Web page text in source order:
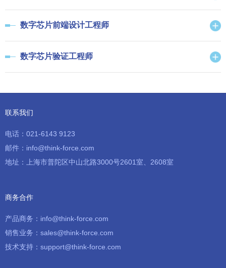
数字芯片前端设计工程师
数字芯片验证工程师
联系我们
电话：021-6143 9123
邮件：info@think-force.com
地址：上海市普陀区中山北路3000号2601室、2608室
商务合作
产品商务：info@think-force.com
销售业务：sales@think-force.com
技术支持：support@think-force.com